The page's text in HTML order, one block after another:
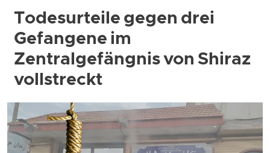
Todesurteile gegen drei
Gefangene im
Zentralgefängnis von Shiraz
vollstreckt